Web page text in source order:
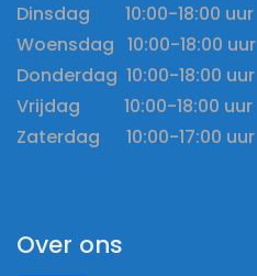
Dinsdag 10:00-18:00 uur
Woensdag 10:00-18:00 uur
Donderdag 10:00-18:00 uur
Vrijdag 10:00-18:00 uur
Zaterdag 10:00-17:00 uur
Over ons